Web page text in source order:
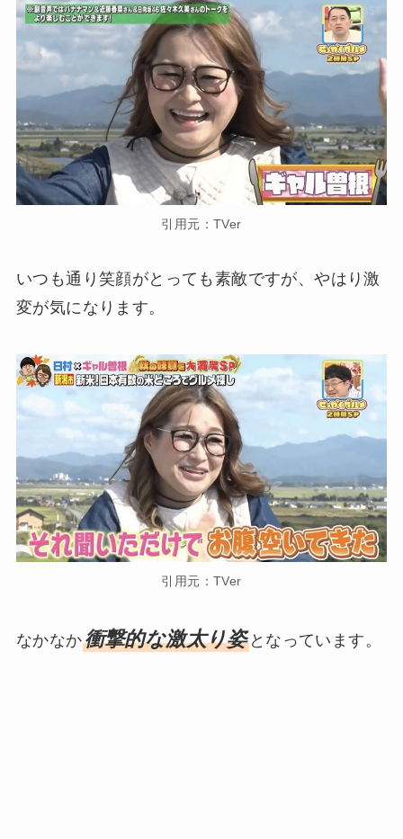
引用元：TVer
いつも通り笑顔がとっても素敵ですが、やはり激
変が気になります。
引用元：TVer
なかなか衝撃的な激太り姿となっています。